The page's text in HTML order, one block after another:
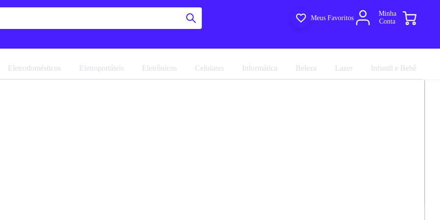
Meus Favoritos
Minha
Conta
Eletrodomésticos Eletroportáteis Eletrônicos Celulares Informática Beleza Lazer Infantil e Bebê